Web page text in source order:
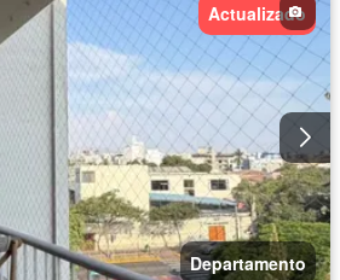
Actualizado
Departamento